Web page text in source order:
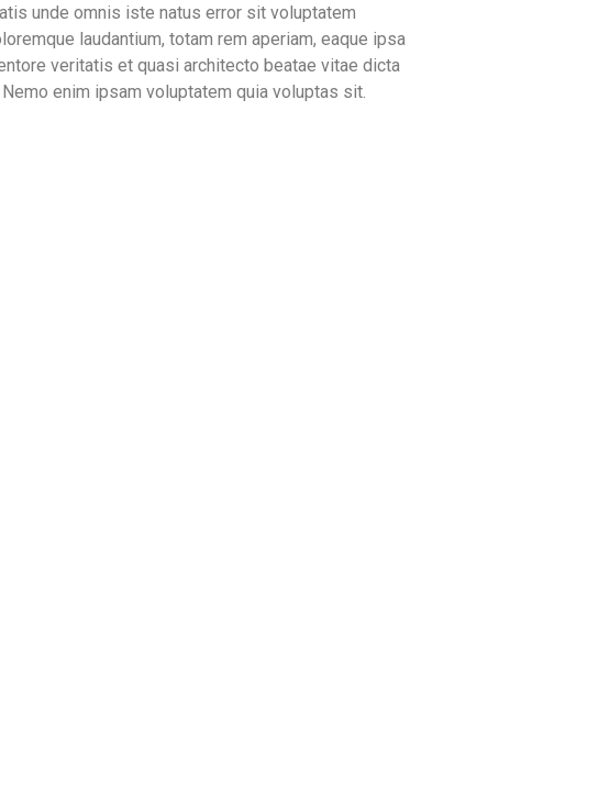
unde omnis iste natus error sit voluptatem
laudantium, totam rem aperiam, eaque ipsa
veritatis et quasi architecto beatae vitae dicta
enim ipsam voluptatem quia voluptas sit.